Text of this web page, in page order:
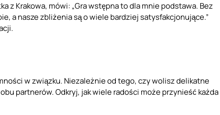
z Krakowa, mówi: „Gra wstępna to dla mnie podstawa. Bez
a nasze zbliżenia są o wiele bardziej satysfakcjonujące.”
w związku. Niezależnie od tego, czy wolisz delikatne
partnerów. Odkryj, jak wiele radości może przynieść każda